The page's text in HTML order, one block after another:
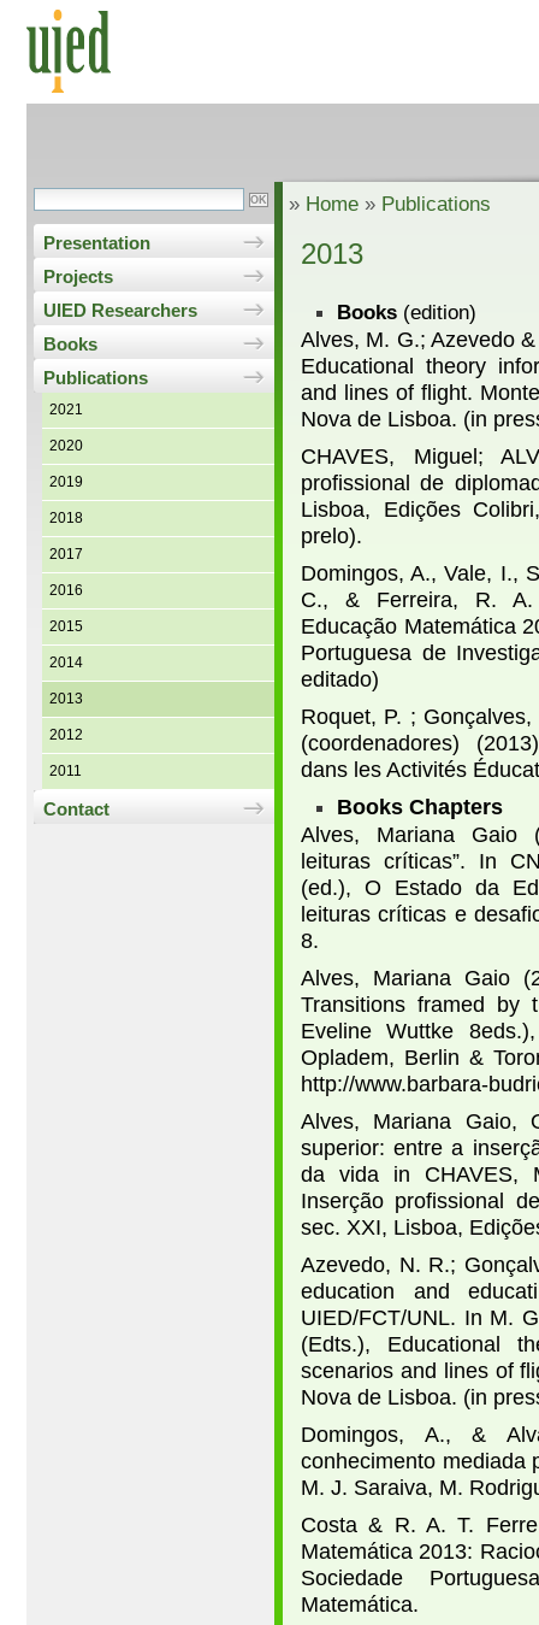
Presentation
Projects
UIED Researchers
Books
Publications
2021
2020
2019
2018
2017
2016
2015
2014
2013
2012
2011
Contact
» Home » Publications
2013
Books (edition)
Alves, M. G.; Azevedo
Educational theory
and lines of ﬂight.
Nova de Lisboa. (in
CHAVES, Miguel;
proﬁssional de
Lisboa, Edições
prelo).
Domingos, A., Vale, I.,
C., & Ferreira, R. A.
Educação Matemática
Portuguesa de
editado)
Roquet, P. ;
(coordenadores)
dans les Activités
Books Chapters
Alves, Mariana Gaio
leituras críticas”. In
(ed.), O Estado da
leituras críticas e
8.
Alves, Mariana Gaio
Transitions framed by
Eveline Wuttke
Opladem, Berlin &
http://www.barbara-
Alves, Mariana Gaio,
superior: entre a
da vida in CHAVES,
Inserção proﬁssional
sec. XXI, Lisboa,
Azevedo, N. R.;
education and
UIED/FCT/UNL. In M.
(Edts.), Educational
scenarios and lines of
Nova de Lisboa. (in
Domingos, A., &
conhecimento mediada
M. J. Saraiva, M.
Costa & R. A. T.
Matemática 2013:
Sociedade
Matemática.